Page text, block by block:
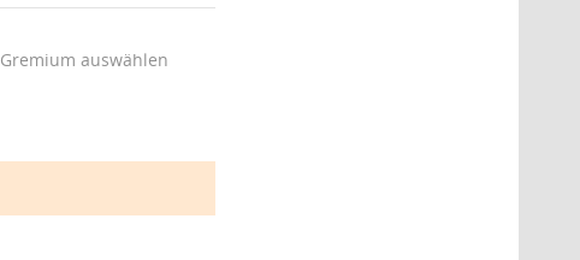
Gremium auswählen